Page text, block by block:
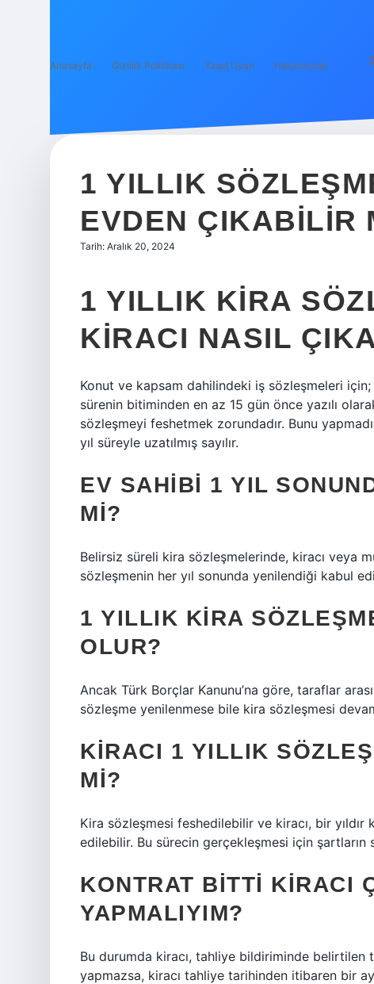
Anasayfa Gizlilik Politikası Yasal Uyarı Hakkımızda
1 YILLIK
EVDEN ÇIKABILIR
Tarih: Aralık 20, 2024
1 YILLIK KIRA
KIRACI NASIL
Konut ve kapsam dahilindeki iş sözleşmeleri
sürenin bitiminden en az 15 gün önce yazılı
sözleşmeyi feshetmek zorundadır. Bunu
yıl süreyle uzatılmış sayılır.
EV SAHIBI 1 YIL
MI?
Belirsiz süreli kira sözleşmelerinde, kiracı veya
sözleşmenin her yıl sonunda yenilendiği kabul
1 YILLIK KIRA
OLUR?
Ancak Türk Borçlar Kanunu’na göre, taraflar
sözleşme yenilenmese bile kira sözleşmesi
KIRACI 1 YILLIK
MI?
Kira sözleşmesi feshedilebilir ve kiracı, bir yıldır
edilebilir. Bu sürecin gerçekleşmesi için şartların
KONTRAT BITTI KIRACI
YAPMALIYIM?
Bu durumda kiracı, tahliye bildiriminde belirtilen
yapmazsa, kiracı tahliye tarihinden itibaren bir